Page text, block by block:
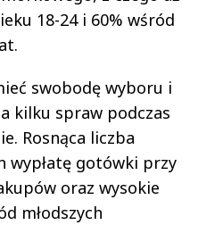
18-24 i 60% wśród
swobodę wyboru i
kilku spraw podczas
Rosnąca liczba
wypłatę gotówki przy
oraz wysokie
młodszych